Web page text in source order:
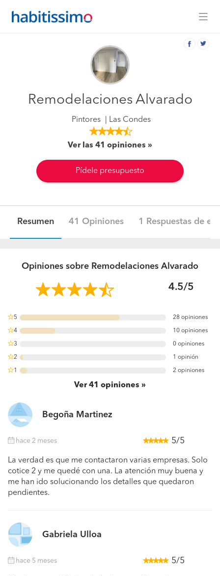
Remodelaciones Alvarado
Pintores Las Condes
Ver las 41 opiniones
Pídele presupuesto
Resumen 41 Opiniones 1 Respuestas de
Opiniones sobre Remodelaciones Alvarado
4.5/5
5 28 opiniones
68.292682926829%
4 10 opiniones
24.390243902439%
3 0 opiniones
2 1 opinión
2.4390243902439%
1 2 opiniones
4.8780487804878%
Ver41 opiniones
Begoña Martinez
hace 2 meses 5/5
La verdad es que me contactaron varias empresas. Solo
cotice 2 y me quedé con una. La atención muy buena y
me han ido solucionando los detalles que quedaron
pendientes.
Gabriela Ulloa
hace 5 meses 5/5